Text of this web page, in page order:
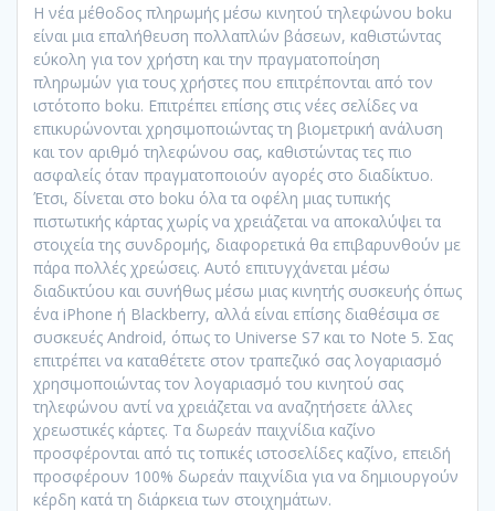
Η νέα μέθοδος πληρωμής μέσω κινητού τηλεφώνου boku
είναι μια επαλήθευση πολλαπλών βάσεων, καθιστώντας
εύκολη για τον χρήστη και την πραγματοποίηση
πληρωμών για τους χρήστες που επιτρέπονται από τον
ιστότοπο boku. Επιτρέπει επίσης στις νέες σελίδες να
επικυρώνονται χρησιμοποιώντας τη βιομετρική ανάλυση
και τον αριθμό τηλεφώνου σας, καθιστώντας τες πιο
ασφαλείς όταν πραγματοποιούν αγορές στο διαδίκτυο.
Έτσι, δίνεται στο boku όλα τα οφέλη μιας τυπικής
πιστωτικής κάρτας χωρίς να χρειάζεται να αποκαλύψει τα
στοιχεία της συνδρομής, διαφορετικά θα επιβαρυνθούν με
πάρα πολλές χρεώσεις. Αυτό επιτυγχάνεται μέσω
διαδικτύου και συνήθως μέσω μιας κινητής συσκευής όπως
ένα iPhone ή Blackberry, αλλά είναι επίσης διαθέσιμα σε
συσκευές Android, όπως το Universe S7 και το Note 5. Σας
επιτρέπει να καταθέτετε στον τραπεζικό σας λογαριασμό
χρησιμοποιώντας τον λογαριασμό του κινητού σας
τηλεφώνου αντί να χρειάζεται να αναζητήσετε άλλες
χρεωστικές κάρτες. Τα δωρεάν παιχνίδια καζίνο
προσφέρονται από τις τοπικές ιστοσελίδες καζίνο, επειδή
προσφέρουν 100% δωρεάν παιχνίδια για να δημιουργούν
κέρδη κατά τη διάρκεια των στοιχημάτων.